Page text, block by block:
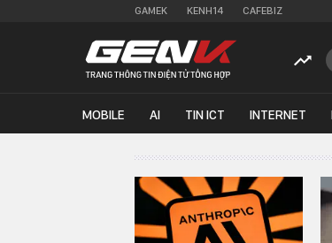
GAMEK KENH14 CAFEBIZ
MOBILE AI TIN ICT INTERNET